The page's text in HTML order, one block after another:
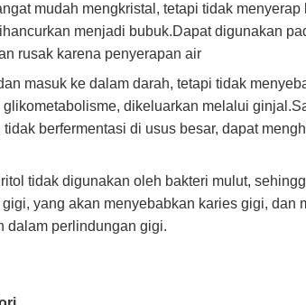
mudah mengkristal, tetapi tidak menyerap
menjadi bubuk.Dapat digunakan
rusak karena penyerapan air
masuk ke dalam darah, tetapi tidak
dikeluarkan melalui
berfermentasi di usus besar, dapat
tidak digunakan oleh bakteri mulut,
yang akan menyebabkan karies gigi, dan
dalam perlindungan gigi.